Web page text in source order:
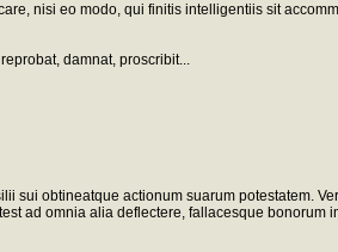
nisi eo modo, qui finitis intelligentiis sit
damnat, proscribit...
sui obtineatque actionum suarum potestatem.
ad omnia alia deflectere, fallacesque bonorum